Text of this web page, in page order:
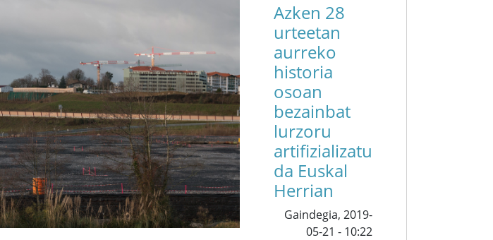
Azken 28
urteetan
aurreko
historia
osoan
bezainbat
lurzoru
artifizializatu
da Euskal
Herrian
Gaindegia, 2019-
05-21 - 10:22